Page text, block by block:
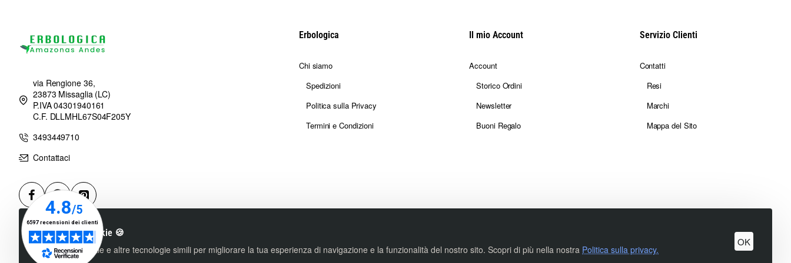
Utilizziamo i cookie 🍪
Utilizziamo cookie e altre tecnologie simili per migliorare la tua esperienza di navigazione e la funzionalità del nostro sito. Scopri di più nella nostra Politica sulla privacy.
OK
via Rengione 36,
23873 Missaglia (LC)
P.IVA 04301940161
C.F. DLLMHL67S04F205Y
3493449710
Contattaci
Erbologica
Chi siamo
Spedizioni
Politica sulla Privacy
Termini e Condizioni
Il mio Account
Account
Storico Ordini
Newsletter
Buoni Regalo
Servizio Clienti
Contatti
Resi
Marchi
Mappa del Sito